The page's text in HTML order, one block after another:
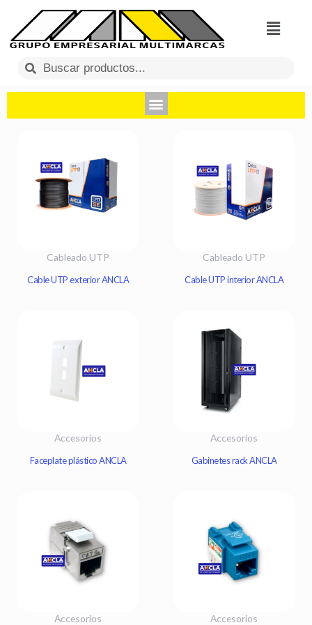
Menú
Search
Menu
Cableado UTP
Cable UTP exterior ANCLA
Cableado UTP
Cable UTP interior ANCLA
Accesorios
Faceplate plástico ANCLA
Accesorios
Gabinetes rack ANCLA
Accesorios Accesorios